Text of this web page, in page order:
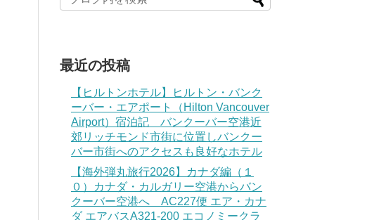
最近の投稿
【ヒルトンホテル】ヒルトン・バンク
ーバー・エアポート（Hilton Vancouver
Airport）宿泊記 バンクーバー空港近
郊リッチモンド市街に位置しバンクー
バー市街へのアクセスも良好なホテル
【海外弾丸旅行2026】カナダ編（１
０）カナダ・カルガリー空港からバン
クーバー空港へ AC227便 エア・カナ
ダ エアバスA321-200 エコノミークラ